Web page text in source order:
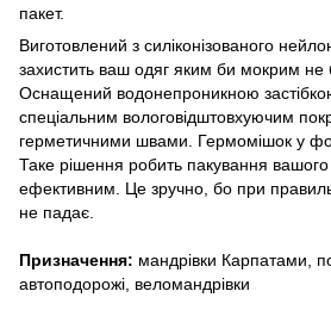
пакет.
Виготовлений з силіконізованого
захистить ваш одяг яким би мокрим не
Оснащений водонепроникною
спеціальним вологовідштовхуючим
герметичними швами. Гермомішок у
Таке рішення робить пакування вашого
ефективним. Це зручно, бо при
не падає.
Призначення: мандрівки Карпатами,
автоподорожі, веломандрівки